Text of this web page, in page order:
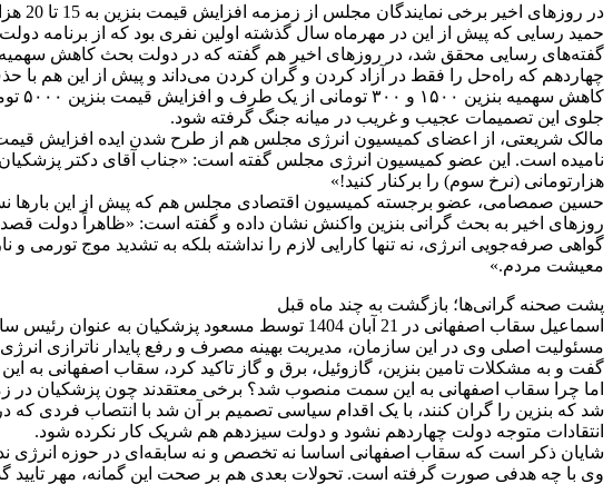
در روزهای اخیر برخی نمایندگان مجلس از زمزمه افزایش قیمت بنزین به 15 تا 20 هزار تومان در محافل کارشناسی دولت خبر داده و به شدت به این موضوع اعتراض کرده‌اند.
حمید رسایی که پیش از این در مهرماه سال گذشته اولین نفری بود که از برنامه
گفته‌های رسایی محقق شد، در روزهای اخیر هم گفته که در دولت بحث کاهش
جلوی این تصمیمات عجیب و غریب در میانه جنگ گرفته شود.
هزارتومانی (نرخ سوم) را برکنار کنید!»
حسین صمصامی، عضو برجسته کمیسیون اقتصادی مجلس هم که پیش از این بارها
گواهی صرفه‌جویی انرژی، نه تنها کارایی لازم را نداشته بلکه به تشدید موج
معیشت مردم.»
پشت صحنه گرانی‌ها؛ بازگشت به چند ماه قبل
اسماعیل سقاب اصفهانی در 21 آبان 1404 توسط مسعود پزشکیان به عنوان رئیس سازمان بهینه‌سازی و مدیریت راهبردی انرژی منصوب شد.
مسئولیت اصلی وی در این سازمان، مدیریت بهینه مصرف و رفع پایدار ناترازی
گفت و به مشکلات تامین بنزین، گازوئیل، برق و گاز تاکید کرد، سقاب اصفهانی به
اما چرا سقاب اصفهانی به این سمت منصوب شد؟ برخی معتقدند چون پزشکیان در
شد که بنزین را گران کنند، با یک اقدام سیاسی تصمیم بر آن شد با انتصاب فردی
انتقادات متوجه دولت چهاردهم نشود و دولت سیزدهم هم شریک کار نکرده شود.
شایان ذکر است که سقاب اصفهانی اساسا نه تخصص و نه سابقه‌ای در حوزه انرژی
وی با چه هدفی صورت گرفته است. تحولات بعدی هم بر صحت این گمانه، مهر تایید